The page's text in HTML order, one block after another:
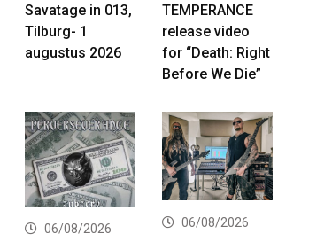
Savatage in 013,
Tilburg- 1
augustus 2026
TEMPERANCE
release video
for “Death: Right
Before We Die”
06/08/2026 06/08/2026